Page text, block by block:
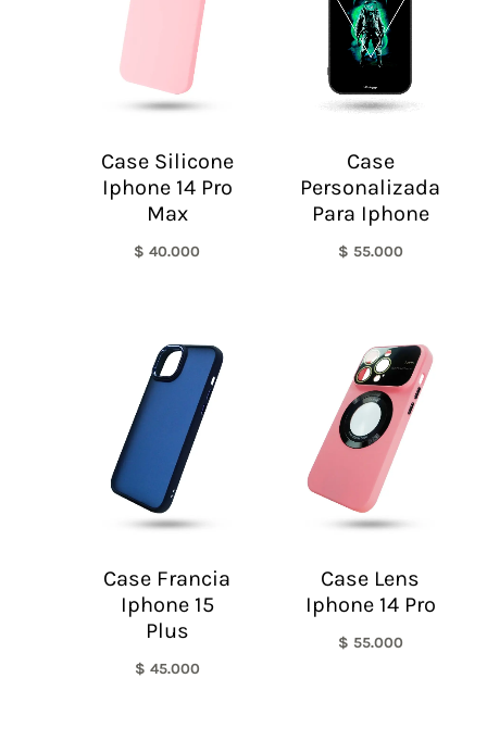
Case Silicone
Iphone 14 Pro
Max
$ 40.000
Case
Personalizada
Para Iphone
$ 55.000
Case Francia
Iphone 15
Plus
$ 45.000
Case Lens
Iphone 14 Pro
$ 55.000